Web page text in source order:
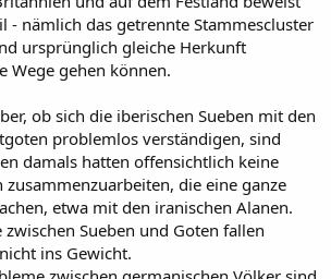
- nämlich das getrennte Stammescluster
ursprünglich gleiche Herkunft
Wege gehen können.
ob sich die iberischen Sueben mit den
problemlos verständigen, sind
damals hatten offensichtlich keine
die eine ganze
etwa mit den iranischen Alanen.
Sueben und Goten fallen
ins Gewicht.